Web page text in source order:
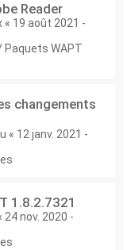
Reader
« 19 août 2021 -
Paquets WAPT
changements
« 12 janv. 2021 -
1.8.2.7321
24 nov. 2020 -